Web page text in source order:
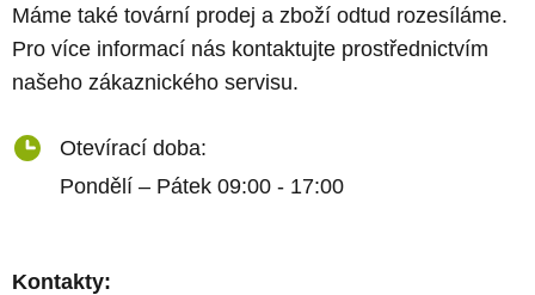
Máme také tovární prodej a zboží odtud rozesíláme.
Pro více informací nás kontaktujte prostřednictvím
našeho zákaznického servisu.
Otevírací doba:
Pondělí – Pátek 09:00 - 17:00
Kontakty: